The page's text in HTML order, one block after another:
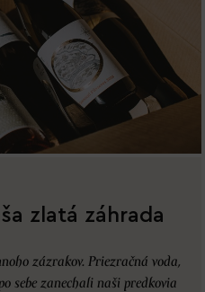
zlatá záhrada
zázrakov. Priezračná voda,
sebe zanechali naši predkovia